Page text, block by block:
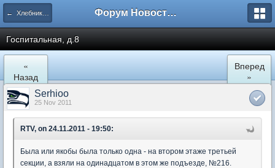
← Хлебниково Форум Новостройки
Госпитальная, д.8
«
Назад
Вперед
»
Serhioo
25 Nov 2011
RTV, on 24.11.2011 - 19:50:
Была или якобы была только одна - на втором этаже третьей
секции, а взяли на одинадцатом в этом же подъезде, №216.